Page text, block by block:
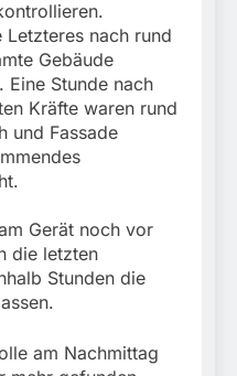
nach rund
Gebäude
Eine Stunde nach
Kräfte waren rund
und Fassade
Gerät noch vor
die letzten
Stunden die
am Nachmittag